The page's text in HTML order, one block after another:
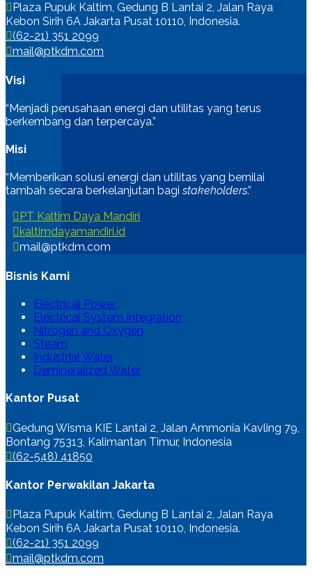
Plaza Pupuk Kaltim, Gedung B Lantai 2, Jalan Raya
Kebon Sirih 6A Jakarta Pusat 10110, Indonesia.
(62-21) 351 2099
mail@ptkdm.com
Visi
“Menjadi perusahaan energi dan utilitas yang terus
berkembang dan terpercaya.”
Misi
“Memberikan solusi energi dan utilitas yang bernilai
tambah secara berkelanjutan bagistakeholders.”
PT Kaltim Daya Mandiri
kaltimdayamandiri.id
mail@ptkdm.com
Bisnis Kami
Electrical Power
Electrical System Integration
Nitrogen and Oxygen
Steam
Industrial Water
Demineralized Water
Kantor Pusat
Gedung Wisma KIE Lantai 2, Jalan Ammonia Kavling 79,
Bontang 75313, Kalimantan Timur, Indonesia
(62-548) 41850
Kantor Perwakilan Jakarta
Plaza Pupuk Kaltim, Gedung B Lantai 2, Jalan Raya
Kebon Sirih 6A Jakarta Pusat 10110, Indonesia.
(62-21) 351 2099
mail@ptkdm.com